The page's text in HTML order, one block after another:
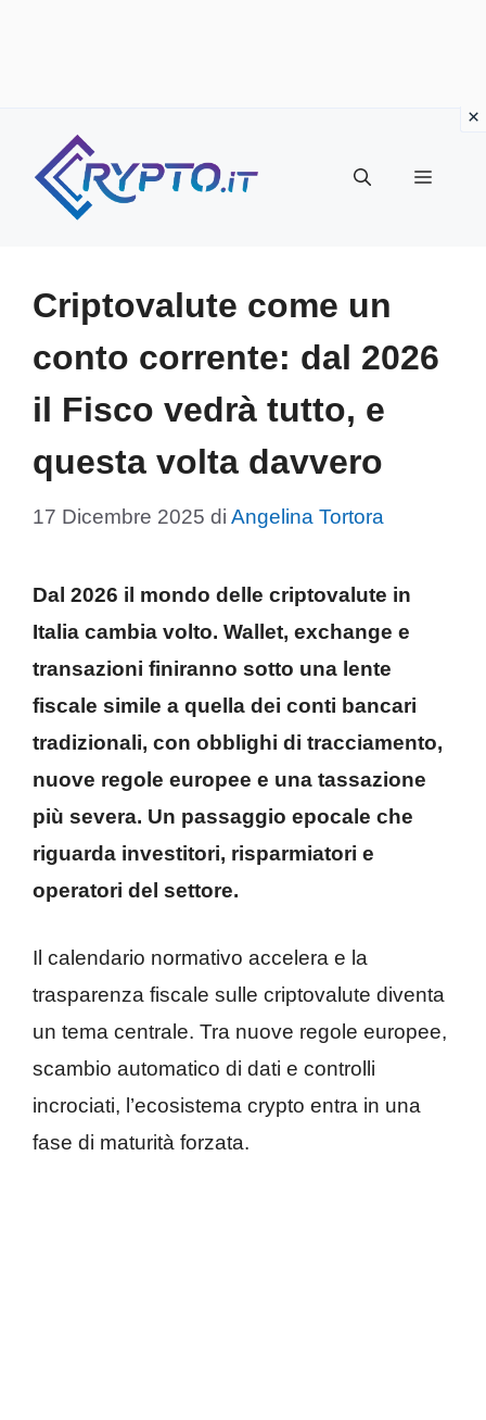
contenuto
Menu
Criptovalute come un
conto corrente: dal 2026
il Fisco vedrà tutto, e
questa volta davvero
17 Dicembre 2025 di Angelina Tortora
Dal 2026 il mondo delle criptovalute in
Italia cambia volto. Wallet, exchange e
transazioni finiranno sotto una lente
fiscale simile a quella dei conti bancari
tradizionali, con obblighi di tracciamento,
nuove regole europee e una tassazione
più severa. Un passaggio epocale che
riguarda investitori, risparmiatori e
operatori del settore.
Il calendario normativo accelera e la
trasparenza fiscale sulle criptovalute diventa
un tema centrale. Tra nuove regole europee,
scambio automatico di dati e controlli
incrociati, l’ecosistema crypto entra in una
fase di maturità forzata.